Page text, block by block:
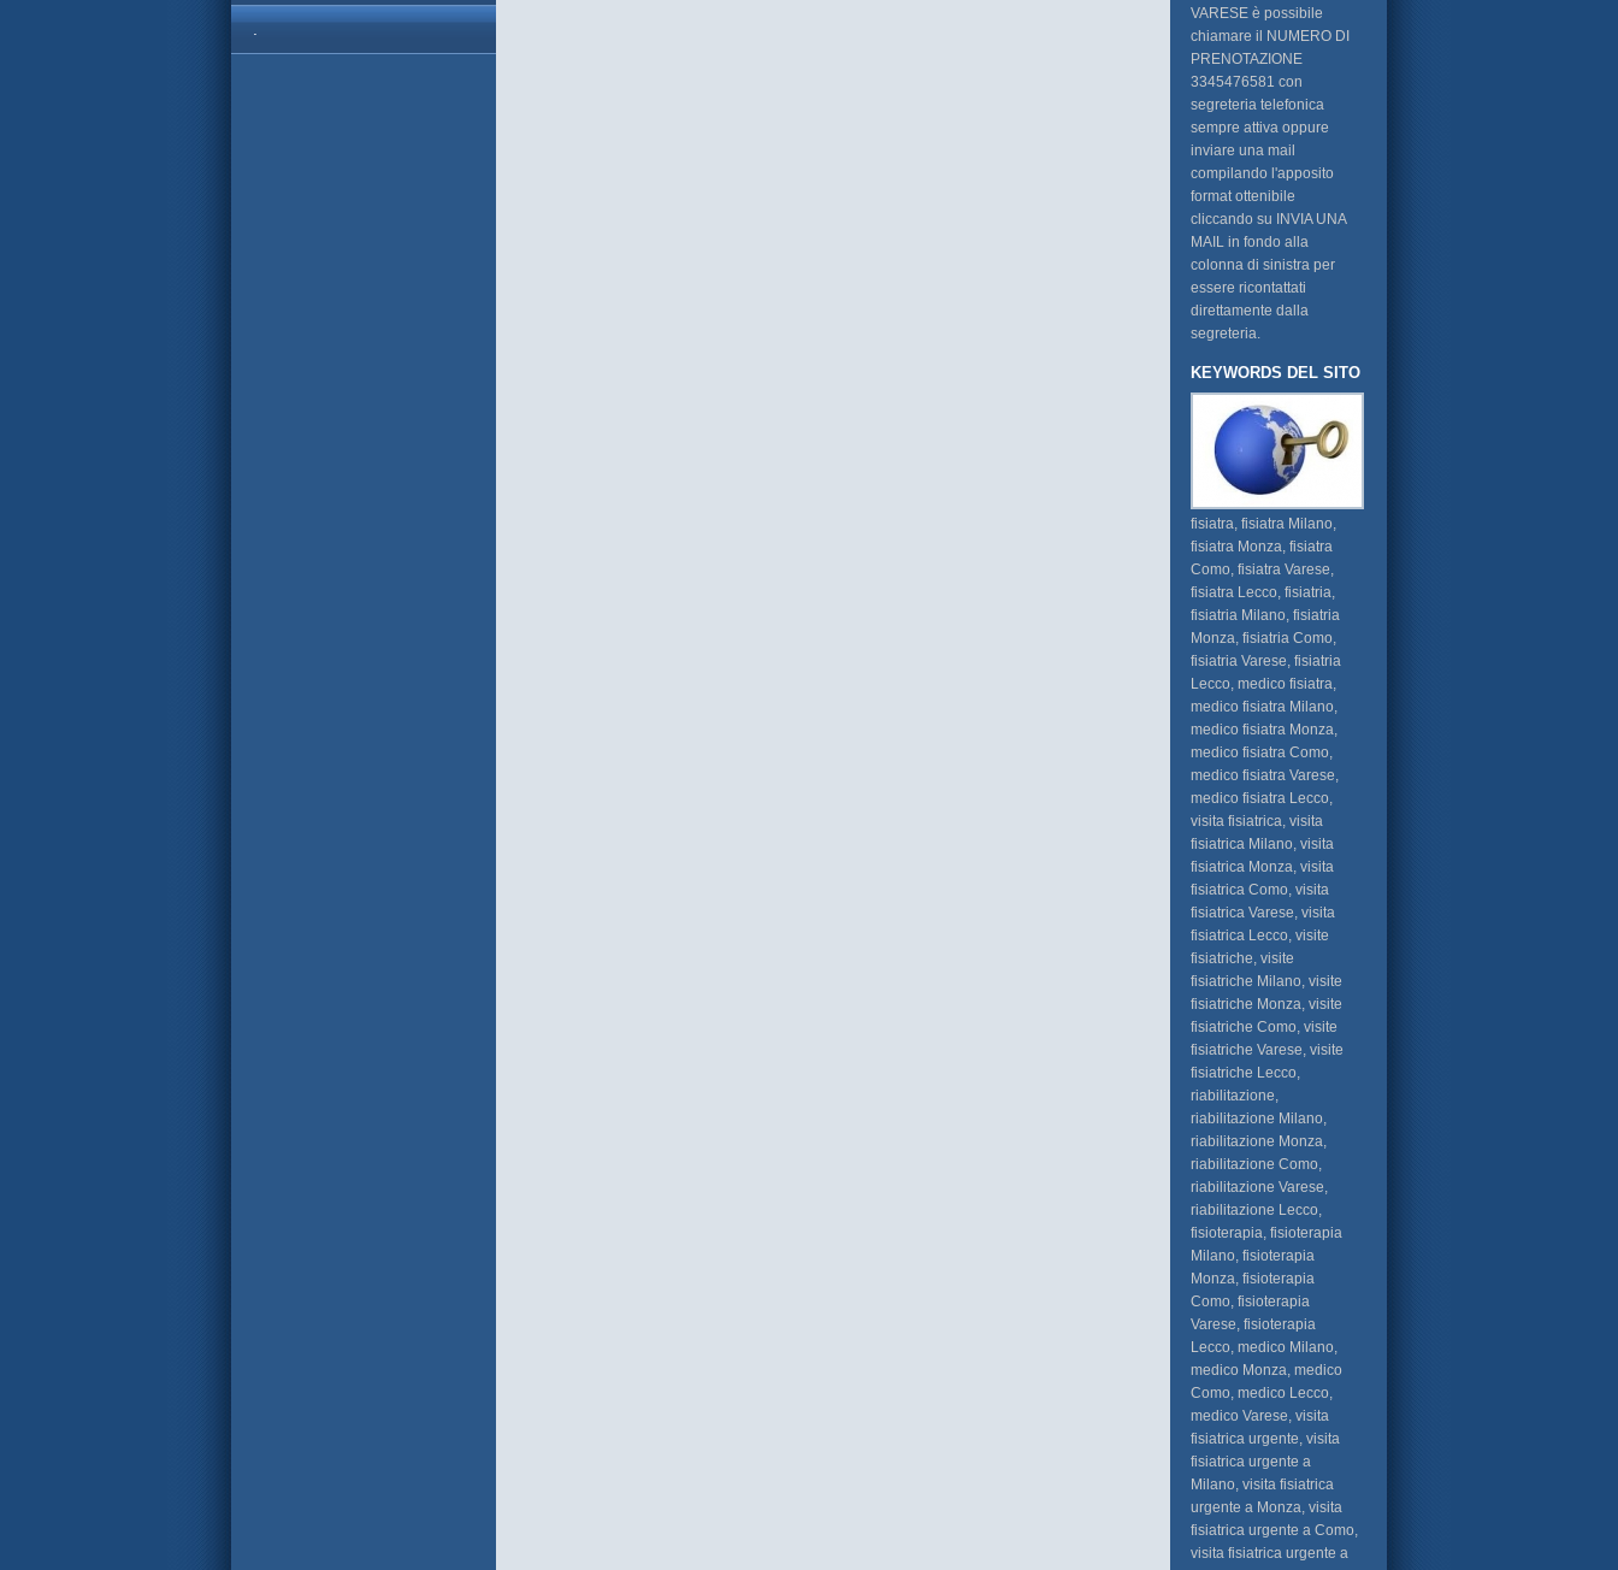
VARESE è possibile
chiamare il NUMERO DI
PRENOTAZIONE
3345476581 con
segreteria telefonica
sempre attiva oppure
inviare una mail
compilando l'apposito
format ottenibile
cliccando su INVIA UNA
MAIL in fondo alla
colonna di sinistra per
essere ricontattati
direttamente dalla
segreteria.
KEYWORDS DEL SITO
fisiatra, fisiatra Milano,
fisiatra Monza, fisiatra
Como, fisiatra Varese,
fisiatra Lecco, fisiatria,
fisiatria Milano, fisiatria
Monza, fisiatria Como,
fisiatria Varese, fisiatria
Lecco, medico fisiatra,
medico fisiatra Milano,
medico fisiatra Monza,
medico fisiatra Como,
medico fisiatra Varese,
medico fisiatra Lecco,
visita fisiatrica, visita
fisiatrica Milano, visita
fisiatrica Monza, visita
fisiatrica Como, visita
fisiatrica Varese, visita
fisiatrica Lecco, visite
fisiatriche, visite
fisiatriche Milano, visite
fisiatriche Monza, visite
fisiatriche Como, visite
fisiatriche Varese, visite
fisiatriche Lecco,
riabilitazione,
riabilitazione Milano,
riabilitazione Monza,
riabilitazione Como,
riabilitazione Varese,
riabilitazione Lecco,
fisioterapia, fisioterapia
Milano, fisioterapia
Monza, fisioterapia
Como, fisioterapia
Varese, fisioterapia
Lecco, medico Milano,
medico Monza, medico
Como, medico Lecco,
medico Varese, visita
fisiatrica urgente, visita
fisiatrica urgente a
Milano, visita fisiatrica
urgente a Monza, visita
fisiatrica urgente a Como,
visita fisiatrica urgente a